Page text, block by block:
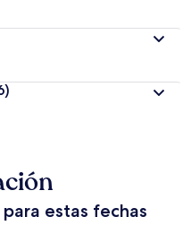
estas fechas